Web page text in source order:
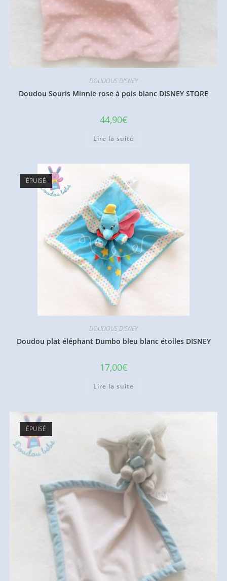
DOUDOUS DISNEY
Doudou Souris Minnie rose à pois blanc DISNEY STORE
44,90€
Lire la suite
ÉPUISÉ
DOUDOUS DISNEY
Doudou plat éléphant Dumbo bleu blanc étoiles DISNEY
17,00€
Lire la suite
ÉPUISÉ